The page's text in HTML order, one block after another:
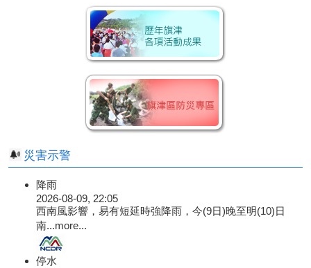
災害示警
降雨
2026-08-09, 22:05
西南風影響，易有短延時強降雨，今(9日)晚至明(10)日
南...more...
停水